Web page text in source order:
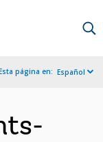
página en: Español